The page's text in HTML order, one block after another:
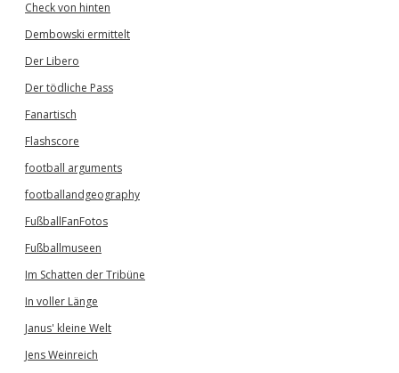
Check von hinten
Dembowski ermittelt
Der Libero
Der tödliche Pass
Fanartisch
Flashscore
football arguments
footballandgeography
FußballFanFotos
Fußballmuseen
Im Schatten der Tribüne
In voller Länge
Janus' kleine Welt
Jens Weinreich